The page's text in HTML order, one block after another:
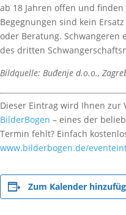
ab 18 Jahren offen und
Begegnungen sind kein
oder Beratung. Schwangeren
des dritten
Bildquelle: Buđenje d.o.o.,
Dieser Eintrag wird Ihnen zur
BilderBogen – eines der
Termin fehlt? Einfach
www.bilderbogen.de/
Zum Kalender